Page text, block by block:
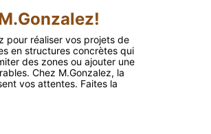
pour réaliser vos projets de
en structures concrètes qui
des zones ou ajouter une
Chez M.Gonzalez, la
vos attentes. Faites la